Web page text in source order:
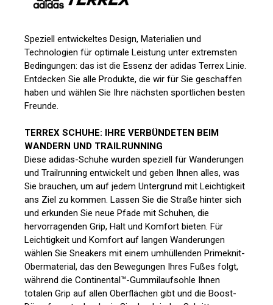
Speziell entwickeltes Design, Materialien und
Technologien für optimale Leistung unter extremsten
Bedingungen: das ist die Essenz der adidas Terrex Linie.
Entdecken Sie alle Produkte, die wir für Sie geschaffen
haben und wählen Sie Ihre nächsten sportlichen besten
Freunde.
TERREX SCHUHE: IHRE VERBÜNDETEN BEIM
WANDERN UND TRAILRUNNING
Diese adidas-Schuhe wurden speziell für Wanderungen
und Trailrunning entwickelt und geben Ihnen alles, was
Sie brauchen, um auf jedem Untergrund mit Leichtigkeit
ans Ziel zu kommen. Lassen Sie die Straße hinter sich
und erkunden Sie neue Pfade mit Schuhen, die
hervorragenden Grip, Halt und Komfort bieten. Für
Leichtigkeit und Komfort auf langen Wanderungen
wählen Sie Sneakers mit einem umhüllenden Primeknit-
Obermaterial, das den Bewegungen Ihres Fußes folgt,
während die Continental™-Gummilaufsohle Ihnen
totalen Grip auf allen Oberflächen gibt und die Boost-